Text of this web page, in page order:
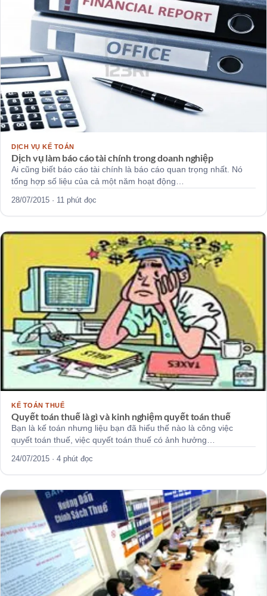
DỊCH VỤ KẾ TOÁN
Dịch vụ làm báo cáo tài chính trong doanh nghiệp
Ai cũng biết báo cáo tài chính là báo cáo quan trọng nhất. Nó
tổng hợp số liệu của cả một năm hoạt động…
28/07/2015 · 11 phút đọc
KẾ TOÁN THUẾ
Quyết toán thuế là gì và kinh nghiệm quyết toán thuế
Bạn là kế toán nhưng liệu bạn đã hiểu thế nào là công việc
quyết toán thuế, việc quyết toán thuế có ảnh hưởng…
24/07/2015 · 4 phút đọc